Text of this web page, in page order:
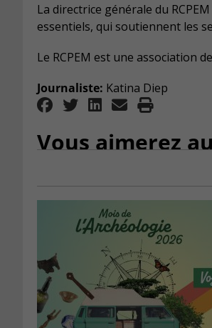
La directrice générale du
essentiels, qui soutiennent les
Le RCPEM est une association
Journaliste: Katina Diep
Vous aimerez